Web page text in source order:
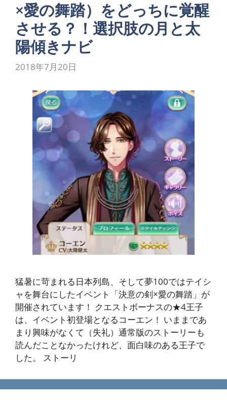
×愛の舞踏）をどっちに覚醒
させる？！選択肢の月と太
陽傾きナビ
2018年7月20日
猛暑に苛まれる日本列島、そして夢100ではテイシ
ャを舞台にしたイベント「決意の剣×愛の舞踏」が
開催されています！ クエストボーナスの★4王子
は、イベント初登場となるコーエン！ いままであ
まり興味がなくて（失礼）通常版のストーリーも
読んだことなかったけれど、面白味のある王子で
した。 ストーリ